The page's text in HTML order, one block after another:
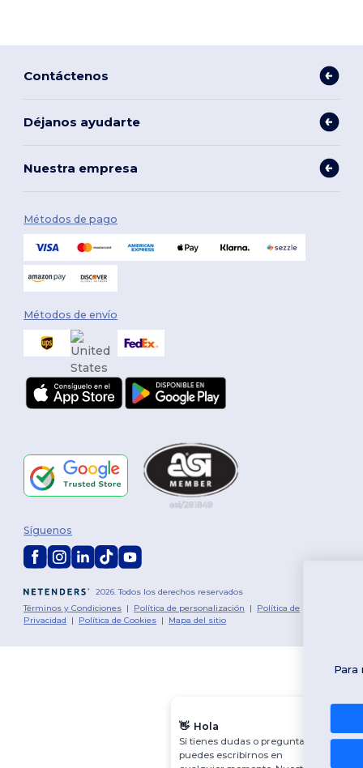
Contáctenos
Déjanos ayudarte
Nuestra empresa
Métodos de pago
Métodos de envío
2026. Todos los derechos reservados
Términos y Condiciones | Política de personalización | Política de
Privacidad | Política de Cookies | Mapa del sitio
Síguenos
👋 Hola
Si tienes dudas o preguntas,
puedes escribirnos en
¡Tienes $10
de
Para reclamar tu descuento, cuéntanos:
Empresa